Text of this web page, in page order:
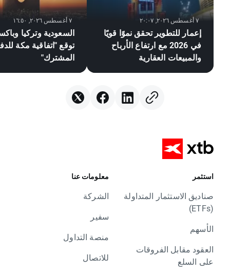
٧ أغسطس ٢٠٢٦, ٢٠:٠٧
إعمار للتطوير تحقق نموًا قويًا
في 2026 مع ارتفاع الأرباح
والمبيعات العقارية
٧ أغسطس ٢٠٢٦, ١٦:٥٠
السعودية وتركيا
توقع "اتفاقية مكة
المشترك"
استثمر
صناديق الاستثمار المتداولة
(ETFs)
الأسهم
العقود مقابل الفروقات
على السلع
معلومات عنا
الشركة
سفير
منصة التداول
للاتصال